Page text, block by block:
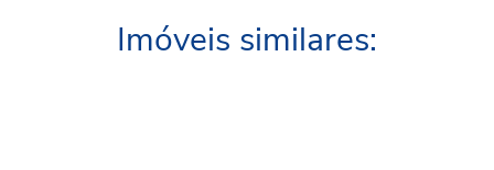
Imóveis similares: